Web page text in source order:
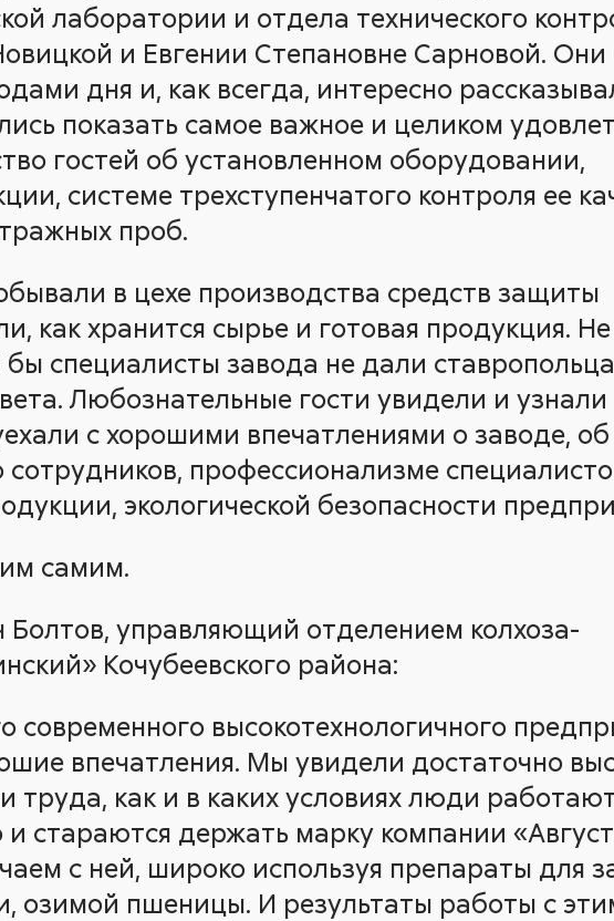
лаборатории и отдела технического
и Евгении Степановне Сарновой.
дня и, как всегда, интересно
показать самое важное и целиком
гостей об установленном оборудовании,
системе трехступенчатого контроля ее
проб.
в цехе производства средств защиты
как хранится сырье и готовая продукция.
бы специалисты завода не дали
Любознательные гости увидели и узнали
с хорошими впечатлениями о заводе, об
сотрудников, профессионализме
экологической безопасности
самим.
Болтов, управляющий отделением колхоза-
Кочубеевского района:
современного высокотехнологичного
впечатления. Мы увидели достаточно
труда, как и в каких условиях люди
и стараются держать марку компании
с ней, широко используя препараты для
озимой пшеницы. И результаты работы с